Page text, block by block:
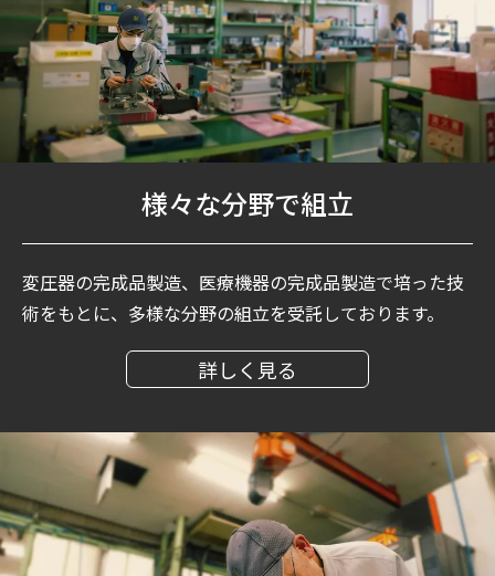
様々な分野で組立
変圧器の完成品製造、医療機器の完成品製造で培った技
術をもとに、多様な分野の組立を受託しております。
詳しく見る